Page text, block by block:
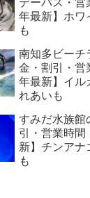
デーパス・営
年最新】ホワ
も
南知多ビーチ
金・割引・営
年最新】イル
れあいも
すみだ水族館
引・営業時間
新】チンアナ
も